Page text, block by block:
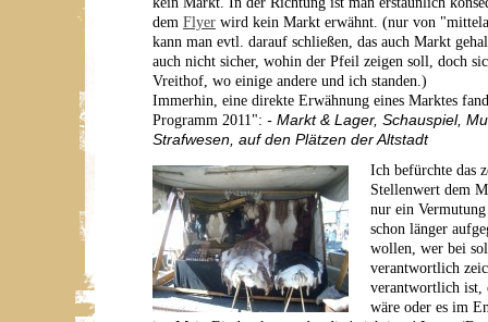
dem Flyer wird kein Markt erwähnt. (nur von
kann man evtl. darauf schließen, das auch Markt
auch nicht sicher, wohin der Pfeil zeigen soll, doch
Vreithof, wo einige andere und ich standen.)
Immerhin, eine direkte Erwähnung eines Marktes
Programm 2011": - Markt & Lager, Schauspiel,
Strafwesen, auf den Plätzen der Altstadt
Ich befürchte das
Stellenwert dem
nur ein
schon länger
wollen, wer bei
verantwortlich
verantwortlich ist,
wäre oder es im